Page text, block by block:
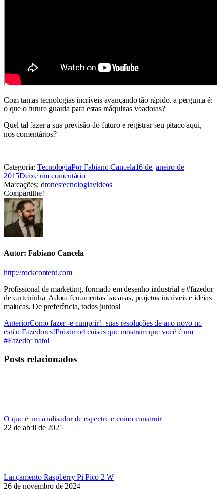
Com tantas tecnologias incríveis avançando tão rápido, a pergunta é:
o que o futuro guarda para estas máquinas voadoras?
Quel tal fazer a sua previsão do futuro e registrar seu pitaco aqui,
nos comentários?
Categoria: TecnologiaPorFabiano Cancela16 de janeiro de
2015Deixe um comentário
Marcações: dronestecnologiavideos
Compartilhe!
Share
with
Facebook
Share
with
Twitter
Share
with
WhatsApp
Share
with
Google+
Share
with
LinkedIn
Autor: Fabiano Cancela
http://rockcontent.com
Profissional de marketing, formado em desenho industrial e #fazedor
de carteirinha. Adora ferramentas bacanas, projetos incríveis e ideias
malucas. De preferência, todos juntos!
Navegação
de
AnteriorPost
anterior:
Como fazer -e cumprir!- suas resoluções de ano novo no
estilo Fazedores!PróximoPróximo
4 coisas que mostram que você é um
#Fazedor nato!
Posts relacionados
O que é um analisador de espectro e como construir
22 de abril de 2025
Lançamento Raspberry Pi Pico 2 W
26 de novembro de 2024